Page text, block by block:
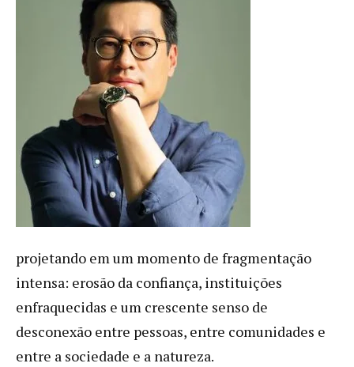
projetando em um momento de fragmentação
intensa: erosão da confiança, instituições
enfraquecidas e um crescente senso de
desconexão entre pessoas, entre comunidades e
entre a sociedade e a natureza.